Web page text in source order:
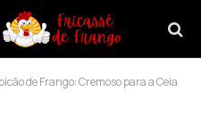
de Frango: Cremoso para a Ceia